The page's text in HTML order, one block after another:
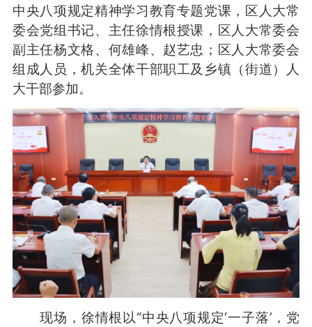
中央八项规定精神学习教育专题党课，区人大常
委会党组书记、主任徐情根授课，区人大常委会
副主任杨文格、何雄峰、赵艺忠；区人大常委会
组成人员，机关全体干部职工及乡镇（街道）人
大干部参加。
现场，徐情根以“中央八项规定‘一子落’，党